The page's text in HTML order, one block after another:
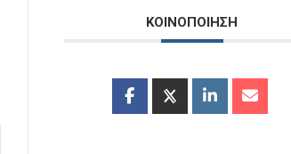
ΚΟΙΝΟΠΟΙΗΣΗ